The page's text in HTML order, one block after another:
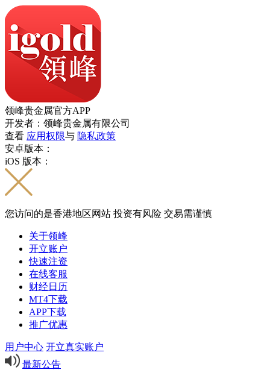
领峰贵金属官方APP
开发者：领峰贵金属有限公司
查看 应用权限与 隐私政策
安卓版本：
iOS 版本：
您访问的是香港地区网站 投资有风险 交易需谨慎
关于领峰
开立账户
快速注资
在线客服
财经日历
MT4下载
APP下载
推广优惠
用户中心 开立真实账户
最新公告